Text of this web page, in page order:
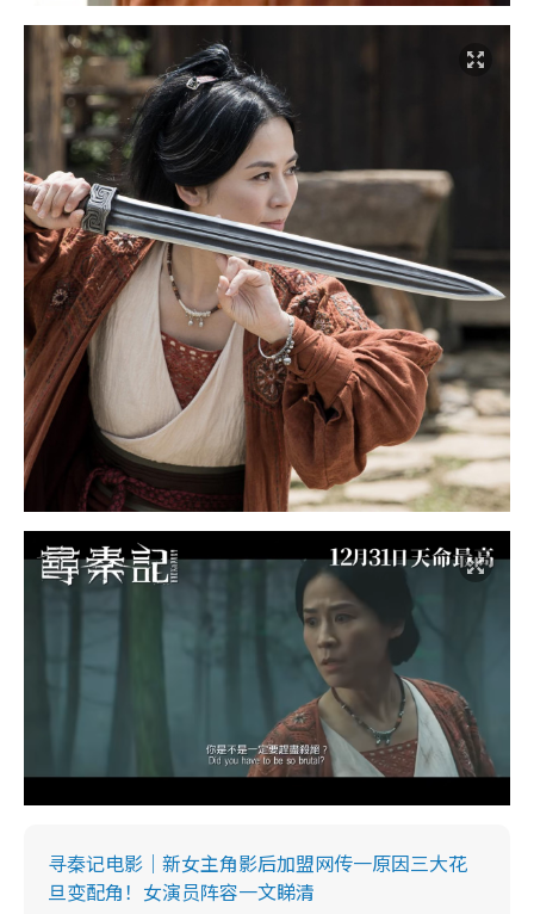
寻秦记电影｜新女主角影后加盟网传一原因三大花
旦变配角！女演员阵容一文睇清